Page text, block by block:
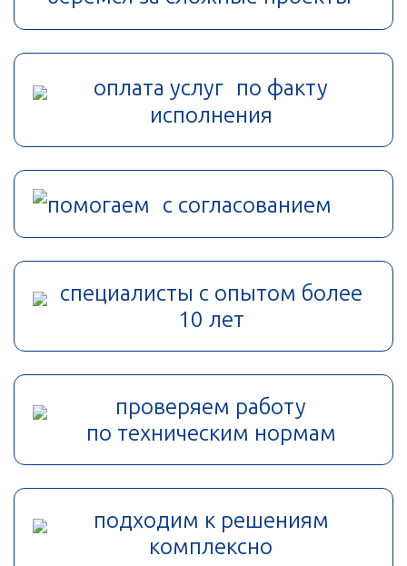
оплата услуг по факту
исполнения
помогаем с согласованием
специалисты с опытом более
10 лет
проверяем работу
по техническим нормам
подходим к решениям
комплексно